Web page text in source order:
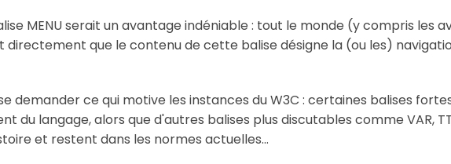
MENU serait un avantage indéniable : tout le monde (y compris les
que le contenu de cette balise désigne la (ou les)
demander ce qui motive les instances du W3C : certaines balises
du langage, alors que d'autres balises plus discutables comme VAR,
et restent dans les normes actuelles...